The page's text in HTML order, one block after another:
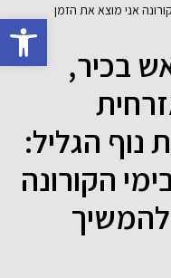
פתח
אני מוצא את הזמן
בכיר,
נוף הגליל:
הקורונה